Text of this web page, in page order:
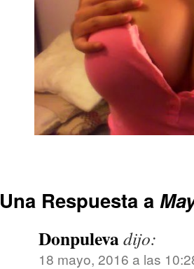
Una Respuesta a
Donpulevadijo:
18 mayo, 2016 a las